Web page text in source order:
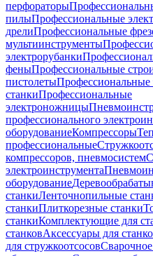
перфораторы
пилыПрофессиональные
дрелиПрофессиональные
мультиинструменты
электрорубанки
феныПрофессиональные
пистолетыПрофессиональные
станкиПрофессиональные
электроножницы
профессионального
оборудованиеКомпрессоры
профессиональные
компрессоров, пневмосистем
электроинструмента
оборудование
станкиЛенточнопильные
станкиПлиткорезные станки
станкиКомплектующие для
станковАксессуары для
для стружкоотсосов